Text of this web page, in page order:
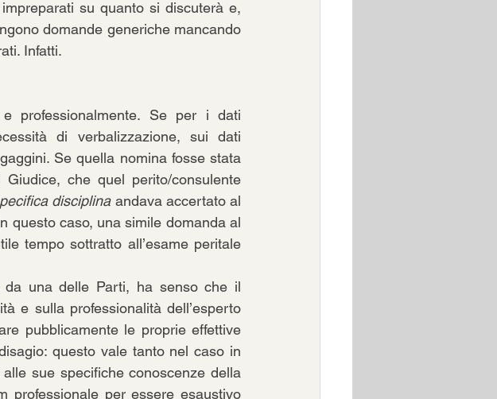
su quanto si discuterà e,
domande generiche mancando
Infatti.
professionalmente. Se per i dati
di verbalizzazione, sui dati
Se quella nomina fosse stata
che quel perito/consulente
disciplina andava accertato al
questo caso, una simile domanda al
tempo sottratto all’esame peritale
da una delle Parti, ha senso che il
e sulla professionalità dell’esperto
pubblicamente le proprie effettive
questo vale tanto nel caso in
sue specifiche conoscenze della
professionale per essere esaustivo